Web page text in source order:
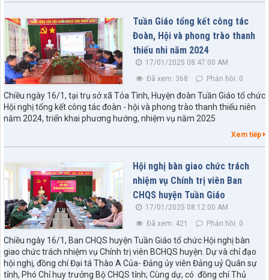
Tuần Giáo tổng kết công tác
Đoàn, Hội và phong trào thanh
thiếu nhi năm 2024
17/01/2025 08:47:00 AM
Đã xem: 368
Phản hồi: 0
Chiều ngày 16/1, tại trụ sở xã Tỏa Tình, Huyện đoàn Tuần Giáo tổ chức
Hội nghị tổng kết công tác đoàn - hội và phong trào thanh thiếu niên
năm 2024, triển khai phương hướng, nhiệm vụ năm 2025
Xem tiếp
Hội nghị bàn giao chức trách
nhiệm vụ Chính trị viên Ban
CHQS huyện Tuần Giáo
17/01/2025 08:12:00 AM
Đã xem: 421
Phản hồi: 0
Chiều ngày 16/1, Ban CHQS huyện Tuần Giáo tổ chức Hội nghị bàn
giao chức trách nhiệm vụ Chính trị viên BCHQS huyện. Dự và chỉ đạo
hội nghị, đồng chí Đại tá Thào A Của- Đảng ủy viên Đảng uỷ Quân sự
tỉnh, Phó Chỉ huy trưởng Bộ CHQS tỉnh; Cùng dự, có đồng chí Thủ